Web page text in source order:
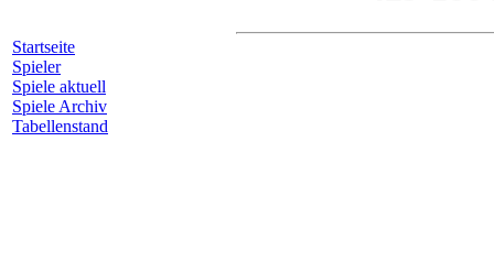
Startseite
Spieler
Spiele aktuell
Spiele Archiv
Tabellenstand